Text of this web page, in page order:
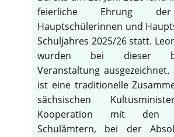
feierliche Ehrung
Hauptschülerinnen und
Schuljahres 2025/26 statt.
wurden bei dieser
Veranstaltung
ist eine traditionelle
sächsischen
Kooperation mit den
Schulämtern, bei der